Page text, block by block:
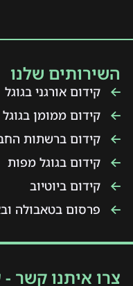
השירותים שלנו
קידום אורגני בגוגל
קידום ממומן בגוגל
קידום ברשתות
קידום בגוגל מפות
קידום ביוטיוב
פרסום בטאבולה
צרו איתנו קשר -